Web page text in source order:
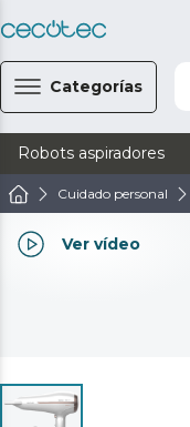
Categorías
Robots aspiradores
Cuidado personal
Ver vídeo